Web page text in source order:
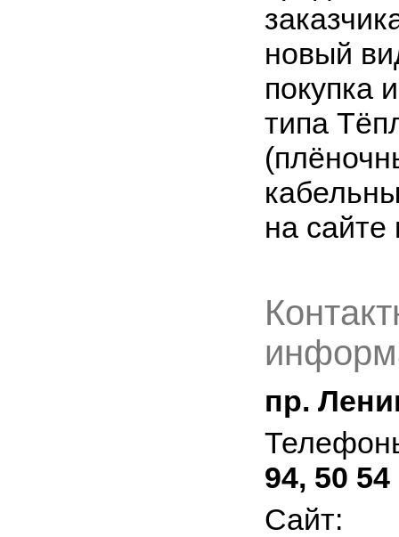
новый
покупка
типа
на сайте
пр.
94, 50 54
Сайт: